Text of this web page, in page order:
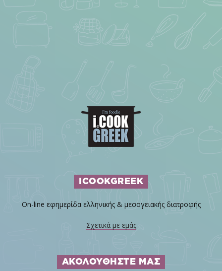
ICOOKGREEK
On-line εφημερίδα ελληνικής & μεσογειακής διατροφής
Σχετικά με εμάς
ΑΚΟΛΟΥΘΗΣΤΕ ΜΑΣ